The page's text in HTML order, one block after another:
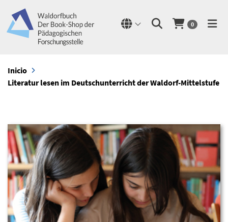
0
Inicio
Literatur lesen im Deutschunterricht der Waldorf-Mittelstufe